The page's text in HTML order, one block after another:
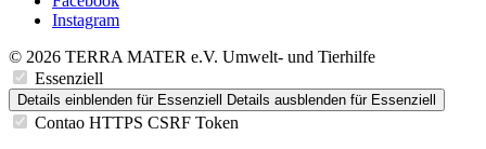
Instagram
© 2026 TERRA MATER e.V. Umwelt- und Tierhilfe
Essenziell
Details einblenden für Essenziell Details ausblenden für Essenziell
Contao HTTPS CSRF Token